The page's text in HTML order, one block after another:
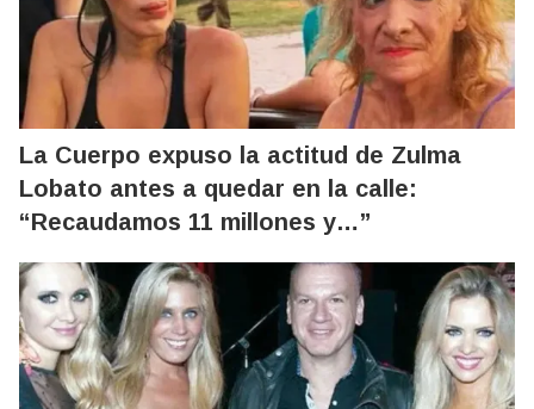
La Cuerpo expuso la actitud de Zulma
Lobato antes a quedar en la calle:
“Recaudamos 11 millones y…”